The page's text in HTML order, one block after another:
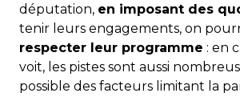
députation, en imposant des
tenir leurs engagements, on
respecter leur programme : en
voit, les pistes sont aussi
possible des facteurs limitant la